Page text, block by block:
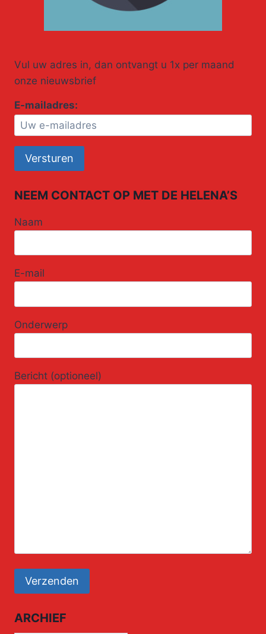
Vul uw adres in, dan ontvangt u 1x per maand
onze nieuwsbrief
E-mailadres:
NEEM CONTACT OP MET DE HELENA’S
Naam
E-mail
Onderwerp
Bericht (optioneel)
ARCHIEF